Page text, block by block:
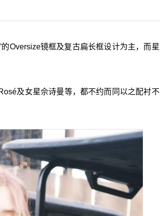
Oversize镜框及复古扁长框设计为主，而星
及女星佘诗曼等，都不约而同以之配衬不